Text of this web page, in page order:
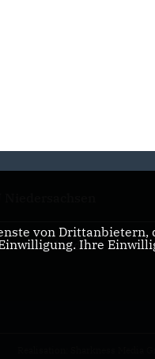
Deutschlands
von Drittanbietern,
Ihre